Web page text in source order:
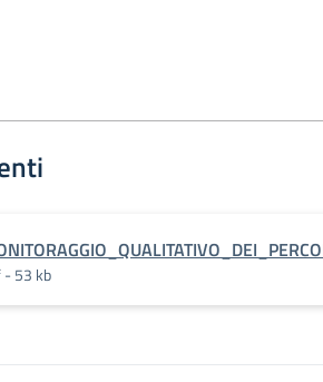
- 53 kb